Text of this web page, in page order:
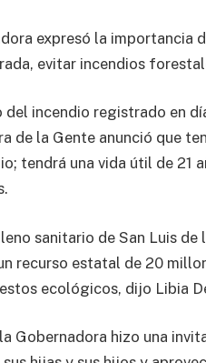
expresó la
evitar incendios
incendio registrado en
de la Gente anunció que
tendrá una vida útil de 21
sanitario de San Luis
recurso estatal de 20
ecológicos, dijo Libia
Gobernadora hizo una